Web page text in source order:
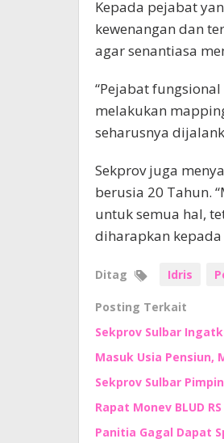
Kepada pejabat
kewenangan dan
agar senantiasa
“Pejabat
melakukan
seharusnya
Sekprov juga
berusia 20 Tahun.
untuk semua hal,
diharapkan kepada
Ditag Idris
Posting Terkait
Sekprov Sulbar
Masuk Usia Pensiun,
Sekprov Sulbar
Rapat Monev BLUD
Panitia Gagal Dapat